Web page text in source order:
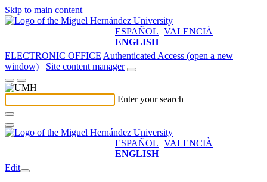
Skip to main content
ESPAÑOL VALENCIÀ
ENGLISH
ELECTRONIC OFFICE Authenticated Access (open a new
window)
Site content manager
Enter your search
ESPAÑOL VALENCIÀ
ENGLISH
Edit